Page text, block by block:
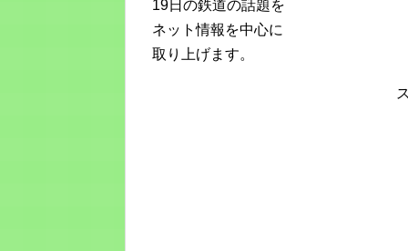
19日の鉄道の話題を
ネット情報を中心に
取り上げます。